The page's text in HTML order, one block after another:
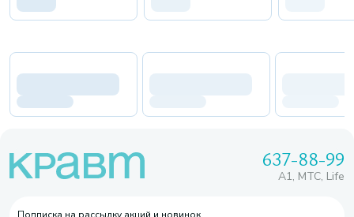
637-88-99
A1, МТС, Life